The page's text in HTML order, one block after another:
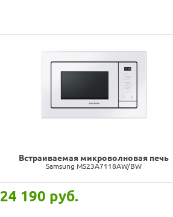
Встраиваемая микроволновая печь
Samsung MS23A7118AW/BW
24 190 руб.